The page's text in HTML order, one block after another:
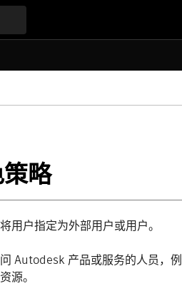
略
用户指定为外部用户或用户。
Autodesk 产品或服务的人员，
源。